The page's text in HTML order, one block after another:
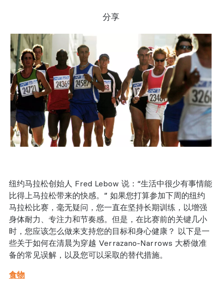
分享
纽约马拉松创始人 Fred Lebow 说：“生活中很少有事情能
比得上马拉松带来的快感。” 如果您打算参加下周的纽约
马拉松比赛，毫无疑问，您一直在坚持长期训练，以增强
身体耐力、专注力和节奏感。但是，在比赛前的关键几小
时，您应该怎么做来支持您的目标和身心健康？ 以下是一
些关于如何在清晨为穿越 Verrazano-Narrows 大桥做准
备的常见误解，以及您可以采取的替代措施。
食物